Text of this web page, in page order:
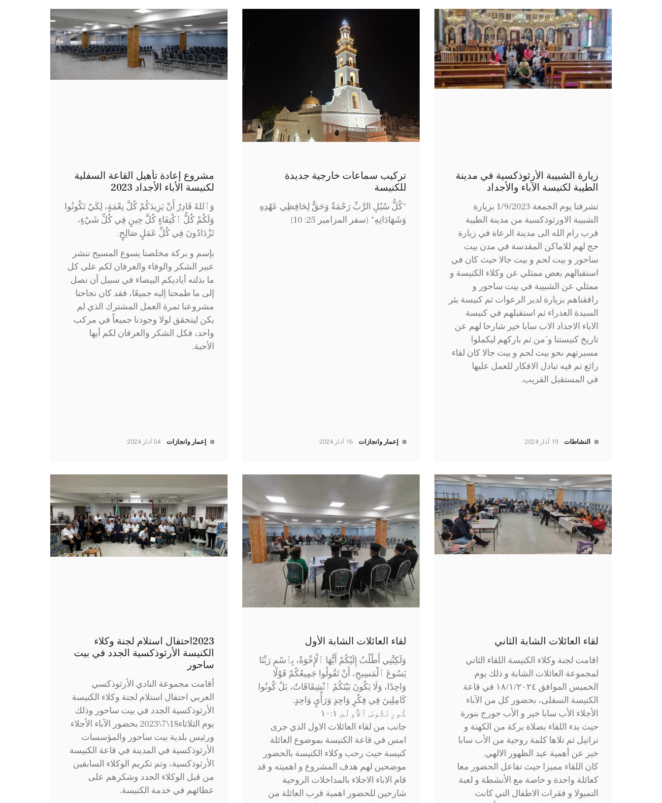
زيارة الشبيبة الأرثوذكسية في مدينة
الطيبة لكنيسة الآباء والأجداد
تشرفنا يوم الجمعة 1/9/2023 بزيارة
الشبيبة الاورثوذكسية من مدينة الطيبة
قرب رام الله الى مدينة الرعاة في زيارة
حج لهم للاماكن المقدسة في مدن بيت
ساحور و بيت لحم و بيت جالا حيث كان في
استقبالهم بعض ممثلي عن وكلاء الكنيسة و
ممثلي عن الشبيبة في بيت ساحور و
رافقناهم بزيارة لدير الرعوات ثم كنيسة بئر
السيدة العذراء ثم استقبلهم في كنيسة
الاباء الاجداد الاب سابا خير شارحا لهم عن
تاريخ كنيستنا و َمن ثم باركهم ليكملوا
مسيرتهم نحو بيت لحم و بيت جالا كان لقاء
رائع تم فيه تبادل الافكار للعمل عليها
في المستقبل القريب.
النشاطات 19 آذار 2024
تركيب سماعات خارجية جديدة
للكنيسة
"كُلُّ سُبُلِ الرَّبِّ رَحْمَةٌ وَحَقٌّ لِحَافِظِي عَهْدِهِ
وَشَهَادَاتِهِ" (سفر المزامير 25: 10)
إعمار وانجازات 16 آذار 2024
مشروع إعادة تأهيل القاعة السفلية
لكنيسة الأباء الأجداد 2023
وَٱللهُ قَادِرٌ أَنْ يَزِيدَكُمْ كُلَّ نِعْمَةٍ، لِكَيْ تَكُونُوا
وَلَكُمْ كُلُّ ٱكْتِفَاءٍ كُلَّ حِينٍ فِي كُلِّ شَيْءٍ،
تَزْدَادُونَ فِي كُلِّ عَمَلٍ صَالِحٍ.
بإسم و بركة مخلصنا يسوع المسيح ننشر
عبير الشكر والوفاء والعرفان لكم على كل
ما بذلته أياديكم البيضاء في سبيل أن نصل
إلى ما طمحنا إليه جميعًا، فقد كان نجاحنا
مشروعنا ثمرة العمل المشترك الذي لم
يكن ليتحقق لولا وجودنا جميعاً في مركب
واحد، فكل الشكر والعرفان لكم أيها
الأحبة.
إعمار وانجازات 04 آذار 2024
لقاء العائلات الشابة الثاني
اقامت لجنة وكلاء الكنيسة اللقاء الثاني
لمجموعة العائلات الشابة و ذلك يوم
الخميس الموافق ١٨/١/٢٠٢٤ في قاعة
الكنيسة السفلى، بحضور كل من الآباء
الأجلاء الأب سابا خير و الأب جورج بنورة
حيث بدء اللقاء بصلاة بركة من الكهنة و
تراتيل ثم تلاها كلمة روحية من الأب سابا
خير عن أهمية عيد الظهور الالهي.
كان اللقاء مميزا حيث تفاعل الحضور معا
كعائلة واحدة و خاصة مع الأنشطة و لعبة
التمبولا و فقرات الاطفال التي كانت
لقاء العائلات الشابة الأول
وَلَكِنَّنِي أَطْلُبُ إِلَيْكُمْ أَيُّهَا ٱلْإِخْوَةُ، بِٱسْمِ رَبِّنَا
يَسُوعَ ٱلْمَسِيحِ، أَنْ تَقُولُوا جَمِيعُكُمْ قَوْلًا
وَاحِدًا، وَلَا يَكُونَ بَيْنَكُمُ ٱنْشِقَاقَاتٌ، بَلْ كُونُوا
كَامِلِينَ فِي فِكْرٍ وَاحِدٍ وَرَأْيٍ وَاحِدٍ.
كُورِنْثُوسَ ٱلأُولَى ١:‏١٠
جانب من لقاء العائلات الاول الذي جرى
امس في قاعة الكنيسة بموضوع العائلة
كنيسة حيث رحب وكلاء الكنيسة بالحضور
موضحين لهم هدف المشروع و اهميته و قد
قام الاباء الاجلاء بالمداخلات الروحية
شارحين للحضور اهمية قرب العائلة من
2023احتفال استلام لجنة وكلاء
الكنيسة الأرثوذكسية الجدد في بيت
ساحور
أقامت مجموعة النادي الأرثوذكسي
العربي احتفال استلام لجنة وكلاء الكنيسة
الأرثوذكسية الجدد في بيت ساحور وذلك
يوم الثلاثاء18\7\2023 بحضور الآباء الأجلاء
ورئيس بلدية بيت ساحور والمؤسسات
الأرثوذكسية في المدينة في قاعة الكنيسة
الأرثوذكسية، وتم تكريم الوكلاء السابقين
من قبل الوكلاء الجدد وشكرهم على
عطائهم في خدمة الكنيسة.